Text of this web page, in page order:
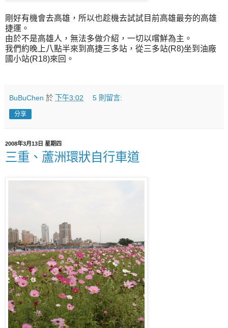
剛好有機會去高雄，所以也趁機去試試目前高雄最夯的高雄
捷運。
由於不是高雄人，無法多做介紹，一切以嚐鮮為主。
我們約晚上八點半來到高捷三多站，從三多站(R8)坐到油廠
國小站(R18)來回。
BuBuChen 於 下午3:02 5 則留言:
分享
2008年3月13日 星期四
三重、蘆洲環狀自行車道